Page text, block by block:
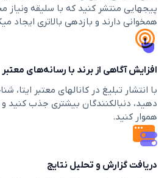
پیجهايى منتشر كنيد كه با سليقه
همخوانى دارند و بازدهى بالاترى ایجاد
افزایش آگاهی از برند با رسانه‌های معتبر
با انتشار تبلیغ در کانالهای معتبر ایتا،
دهید، دنبالکنندگان بیشتری جذب كنید
هموار كنيد.
دریافت گزارش و تحلیل نتایج